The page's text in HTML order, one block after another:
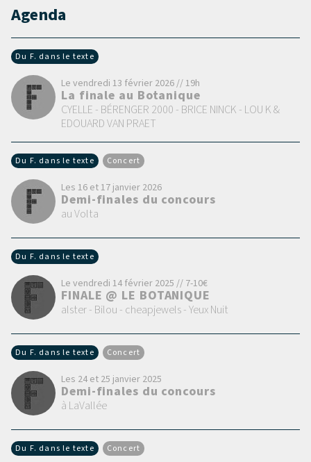
Agenda
Du F. dans le texte
Le vendredi 13 février 2026 // 19h
La finale au Botanique
CYELLE - BÉRENGER 2000 - BRICE NINCK - LOU K &
EDOUARD VAN PRAET
Du F. dans le texte Concert
Les 16 et 17 janvier 2026
Demi-finales du concours
au Volta
Du F. dans le texte
Le vendredi 14 février 2025 // 7-10€
FINALE @ LE BOTANIQUE
alster - Bilou - cheapjewels - Yeux Nuit
Du F. dans le texte Concert
Les 24 et 25 janvier 2025
Demi-finales du concours
à LaVallée
Du F. dans le texte Concert